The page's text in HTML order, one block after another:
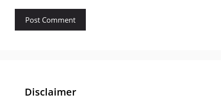
Disclaimer